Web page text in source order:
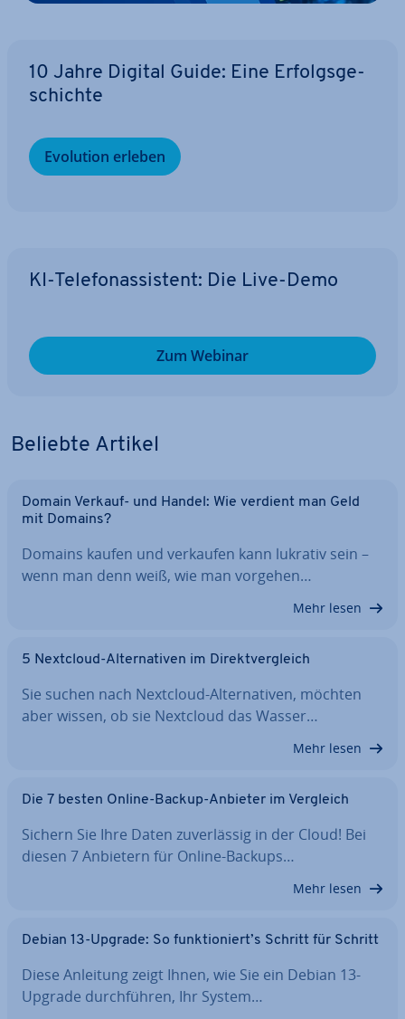
10 Jahre Digital Guide: Eine Er­folgs­ge­
schich­te
Evolution erleben
KI-Te­le­fon­as­sis­tent: Die Live-Demo
Zum Webinar
Beliebte Artikel
Domain Verkauf- und Handel: Wie verdient man Geld
mit Domains?
Domains kaufen und verkaufen kann lukrativ sein –
wenn man denn weiß, wie man vorgehen…
Mehr lesen
5 Nextcloud-Al­ter­na­ti­ven im Di­rekt­ver­gleich
Sie suchen nach Nextcloud-Al­ter­na­ti­ven, möchten
aber wissen, ob sie Nextcloud das Wasser…
Mehr lesen
Die 7 besten Online-Backup-Anbieter im Vergleich
Sichern Sie Ihre Daten zu­ver­läs­sig in der Cloud! Bei
diesen 7 Anbietern für Online-Backups…
Mehr lesen
Debian 13-Upgrade: So funk­tio­niert’s Schritt für Schritt
Diese Anleitung zeigt Ihnen, wie Sie ein Debian 13-
Upgrade durch­füh­ren, Ihr System…